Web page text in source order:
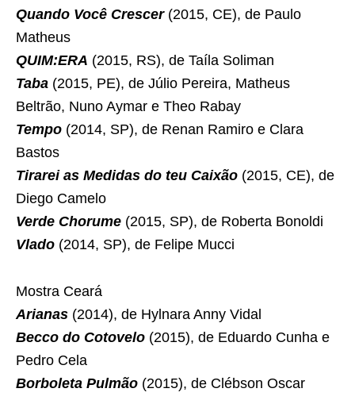
Quando Você Crescer(2015, CE), de Paulo
Matheus
QUIM:ERA (2015, RS), de Taíla Soliman
Taba (2015, PE), de Júlio Pereira, Matheus
Beltrão, Nuno Aymar e Theo Rabay
Tempo (2014, SP), de Renan Ramiro e Clara
Bastos
Tirarei as Medidas do teu Caixão (2015, CE), de
Diego Camelo
Verde Chorume (2015, SP), de Roberta Bonoldi
Vlado (2014, SP), de Felipe Mucci
Mostra Ceará
Arianas (2014), de Hylnara Anny Vidal
Becco do Cotovelo (2015), de Eduardo Cunha e
Pedro Cela
Borboleta Pulmão (2015), de Clébson Oscar